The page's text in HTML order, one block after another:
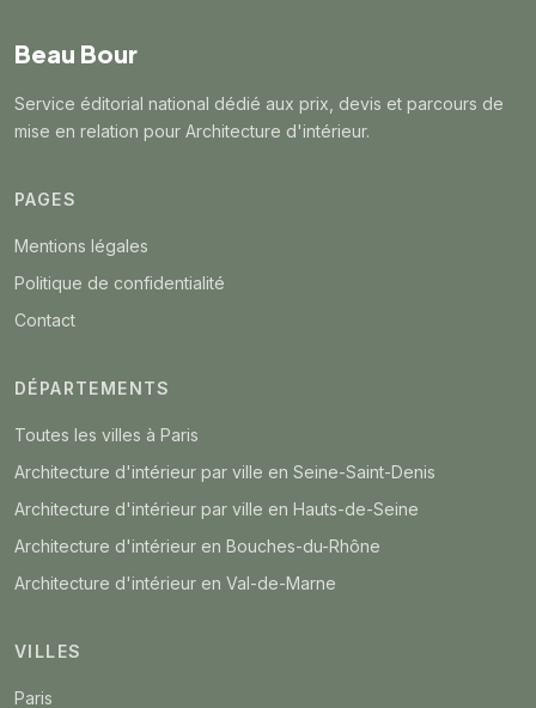
Beau Bour
Service éditorial national dédié aux prix, devis et parcours de
mise en relation pour Architecture d'intérieur.
PAGES
Mentions légales
Politique de confidentialité
Contact
DÉPARTEMENTS
Toutes les villes à Paris
Architecture d'intérieur par ville en Seine-Saint-Denis
Architecture d'intérieur par ville en Hauts-de-Seine
Architecture d'intérieur en Bouches-du-Rhône
Architecture d'intérieur en Val-de-Marne
VILLES
Paris